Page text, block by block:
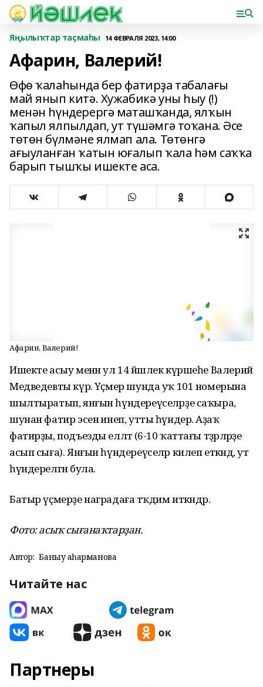
Яңылыҡтар таҫмаһы 14 ФЕВРАЛЯ 2023, 14:00
Афарин, Валерий!
Өфө ҡалаһында бер фатирҙа табалағы
май янып китә. Хужабикә уны һыу (!)
менән һүндерергә маташҡанда, ялҡын
ҡапыл ялпылдап, ут түшәмгә тоҡана. Әсе
төтөн бүлмәне ялмап ала. Төтөнгә
ағыуланған ҡатын юғалып ҡала һәм саҡҡа
барып тышҡы ишекте аса.
Афарин, Валерий!
Ишекте асыу менән ул 14 йәшлек күршеһе Валерий
Медведевты күрә. Үҫмер шунда уҡ 101 номерына
шылтыратып, янғын һүндереүселәрҙе саҡыра,
шунан фатир эсенә инеп, утты һүндерә. Аҙаҡ
фатирҙы, подъезды елләтә (6-10 ҡаттағы тәҙрәләрҙе
асып сыға). Янғын һүндереүселәр килеп еткәндә, ут
һүндерелгән була.
Батыр үҫмерҙе наградаға тәҡдим иткәндәр.
Фото: асыҡ сығанаҡтарҙан.
Автор: Баныу Ҡаһарманова
Читайте нас
Партнеры